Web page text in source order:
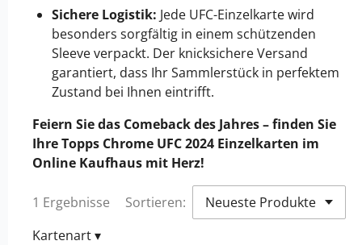
Sichere Logistik: Jede UFC-Einzelkarte wird
besonders sorgfältig in einem schützenden
Sleeve verpackt. Der knicksichere Versand
garantiert, dass Ihr Sammlerstück in perfektem
Zustand bei Ihnen eintrifft.
Feiern Sie das Comeback des Jahres – finden Sie
Ihre Topps Chrome UFC 2024 Einzelkarten im
Online Kaufhaus mit Herz!
1 Ergebnisse
Sortieren:
Kartenart▾